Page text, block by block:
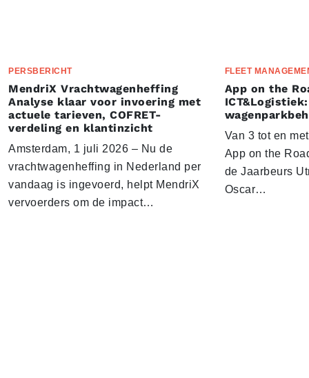
PERSBERICHT
MendriX Vrachtwagenheffing
Analyse klaar voor invoering met
actuele tarieven, COFRET-
verdeling en klantinzicht
Amsterdam, 1 juli 2026 – Nu de
vrachtwagenheffing in Nederland per
vandaag is ingevoerd, helpt MendriX
vervoerders om de impact…
FLEET
App on the
Van 3 tot en
App on the
de Jaarbeurs
Oscar…